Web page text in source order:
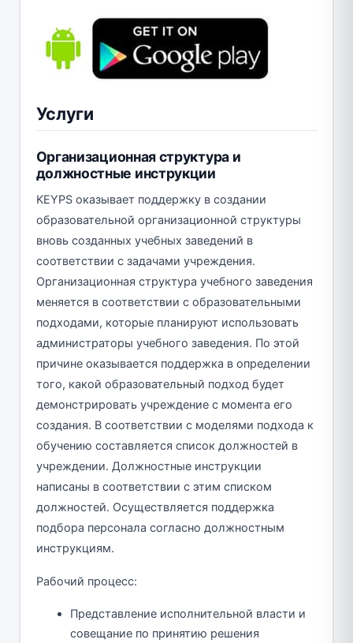
Услуги
Организационная структура и
должностные инструкции
KEYPS оказывает поддержку в создании
образовательной организационной структуры
вновь созданных учебных заведений в
соответствии с задачами учреждения.
Организационная структура учебного заведения
меняется в соответствии с образовательными
подходами, которые планируют использовать
администраторы учебного заведения. По этой
причине оказывается поддержка в определении
того, какой образовательный подход будет
демонстрировать учреждение с момента его
создания. В соответствии с моделями подхода к
обучению составляется список должностей в
учреждении. Должностные инструкции
написаны в соответствии с этим списком
должностей. Осуществляется поддержка
подбора персонала согласно должностным
инструкциям.
Рабочий процесс:
Представление исполнительной власти и
совещание по принятию решения